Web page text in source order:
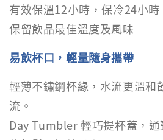
有效保溫12小時，保冷24小時
保留飲品最佳溫度及風味
易飲杯口，輕量隨身攜帶
輕薄不鏽鋼杯緣，水流更溫和
流。
Day Tumbler 輕巧提杯蓋，